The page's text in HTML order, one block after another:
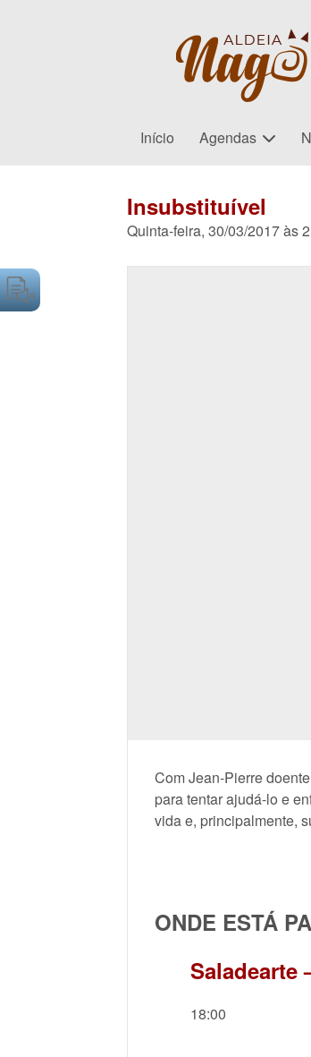
Início Agendas
Insubstituível
Quinta-feira, 30/03/2017 às
Com Jean-Pierre
para tentar ajudá-lo e
vida e, principalmente,
ONDE ESTÁ
Saladearte
18:00